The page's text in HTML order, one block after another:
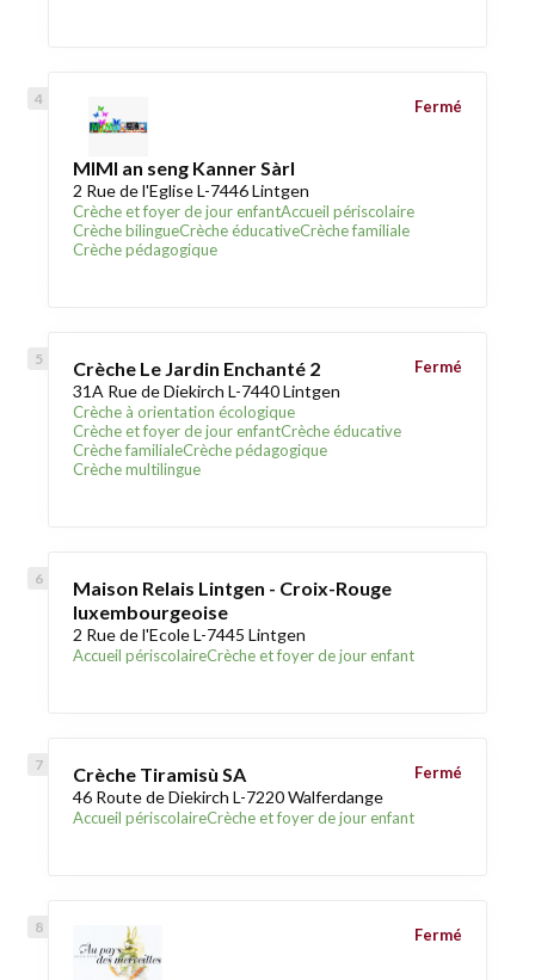
MIMI an seng Kanner Sàrl
2 Rue de l'Eglise L-7446 Lintgen
Crèche et foyer de jour enfantAccueil périscolaire
Crèche bilingueCrèche éducativeCrèche familiale
Crèche pédagogique
Fermé
Crèche Le Jardin Enchanté 2
31A Rue de Diekirch L-7440 Lintgen
Crèche à orientation écologique
Crèche et foyer de jour enfantCrèche éducative
Crèche familialeCrèche pédagogique
Crèche multilingue
Fermé
Maison Relais Lintgen - Croix-Rouge
luxembourgeoise
2 Rue de l'Ecole L-7445 Lintgen
Accueil périscolaireCrèche et foyer de jour enfant
Crèche Tiramisù SA
46 Route de Diekirch L-7220 Walferdange
Accueil périscolaireCrèche et foyer de jour enfant
Fermé
Fermé